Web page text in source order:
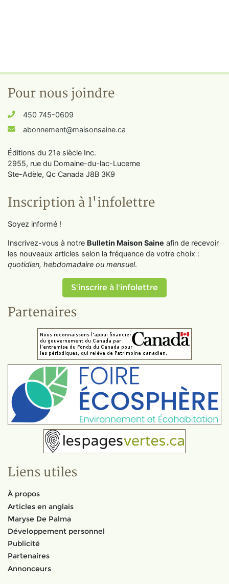
Pour nous joindre
450 745-0609
abonnement@maisonsaine.ca
Éditions du 21e siècle Inc.
2955, rue du Domaine-du-lac-Lucerne
Ste-Adèle, Qc Canada J8B 3K9
Inscription à l'infolettre
Soyez informé !
Inscrivez-vous à notre Bulletin Maison Saine afin de recevoir
les nouveaux articles selon la fréquence de votre choix :
quotidien, hebdomadaire ou mensuel.
S'inscrire à l'infolettre
Partenaires
Liens utiles
À propos
Articles en anglais
Maryse De Palma
Développement personnel
Publicité
Partenaires
Annonceurs